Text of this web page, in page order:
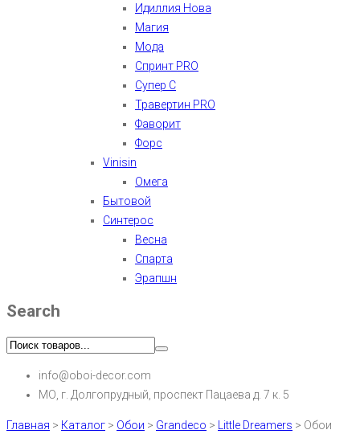
Идиллия Нова
Магия
Мода
Спринт PRO
Супер С
Травертин PRO
Фаворит
Форс
Vinisin
Омега
Бытовой
Синтерос
Весна
Спарта
Эрапшн
Search
info@oboi-decor.com
МО, г. Долгопрудный, проспект Пацаева д. 7 к. 5
Главная > Каталог > Обои > Grandeco > Little Dreamers > Обои